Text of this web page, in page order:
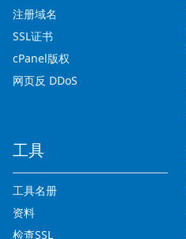
注册域名
SSL证书
cPanel版权
网页反 DDoS
工具
工具名册
资料
检查SSL